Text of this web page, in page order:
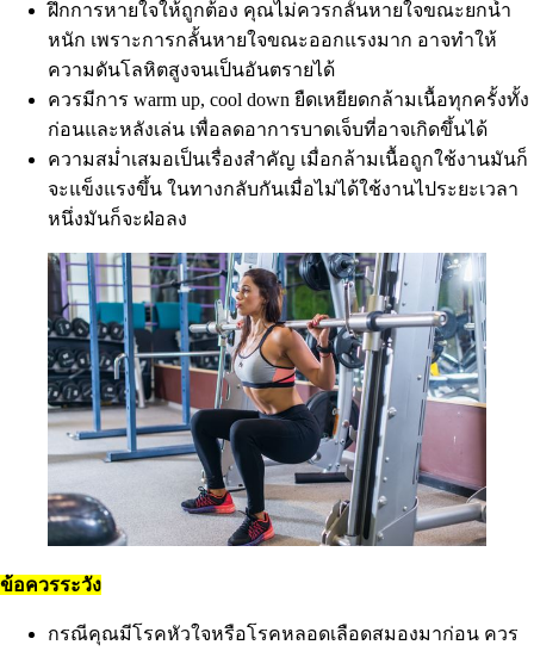
ฝึกการหายใจให้ถูกต้อง คุณไม่ควรกลั้นหายใจขณะยกน้ำ
หนัก เพราะการกลั้นหายใจขณะออกแรงมาก อาจทำให้
ความดันโลหิตสูงจนเป็นอันตรายได้
ควรมีการ warm up, cool down ยืดเหยียดกล้ามเนื้อทุกครั้งทั้ง
ก่อนและหลังเล่น เพื่อลดอาการบาดเจ็บที่อาจเกิดขึ้นได้
ความสม่ำเสมอเป็นเรื่องสำคัญ เมื่อกล้ามเนื้อถูกใช้งานมันก็
จะแข็งแรงขึ้น ในทางกลับกันเมื่อไม่ได้ใช้งานไประยะเวลา
หนึ่งมันก็จะฝ่อลง
ข้อควรระวัง
กรณีคุณมีโรคหัวใจหรือโรคหลอดเลือดสมองมาก่อน ควร